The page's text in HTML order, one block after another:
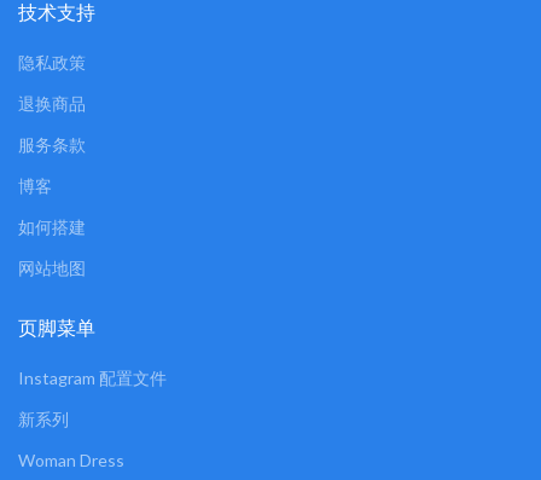
技术支持
隐私政策
退换商品
服务条款
博客
如何搭建
网站地图
页脚菜单
Instagram 配置文件
新系列
Woman Dress